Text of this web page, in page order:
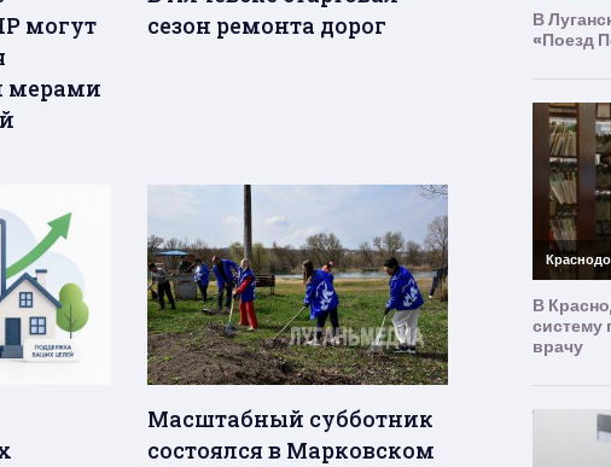
могут
мерами
сезон ремонта дорог
Масштабный субботник
состоялся в Марковском